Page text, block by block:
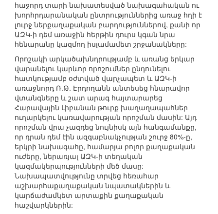
հաջորդ տարի նախատեսված նախագահական ու
խորհրդարանական ընտրություններից առաջ հղի է
լուրջ ներքաղաքական բարդություններով, քանի որ
ԱԶԿ-ի դեմ առաջին հերթին դուրս կգան նրա
հենարանը կազմող իսլամամետ շրջանակները:
Որոշակի արկածախնդրությամբ և առանց երկար
վարանելու կարևոր որոշումներ ընդունելու
հատկությամբ օժտված վարչապետ և ԱԶԿ-ի
առաջնորդ Ռ.Թ. Էրդողանն անտեսեց հնարավոր
վտանգները և շատ արագ հայտարարեց
Հարավային Լիբանան թուրք խաղաղապահներ
ուղարկելու կառավարության որոշման մասին: Այդ
որոշման վրա չազդեց նույնիսկ այն հանգամանքը,
որ դրան դեմ էին ազգաբնակչության շուրջ 80%-ը,
երկրի նախագահը, համարյա բոլոր քաղաքական
ուժերը, ներառյալ ԱԶԿ-ի տեղական
կազմակերպությունների մեծ մասը:
Նախապատվությունը տրվեց հեռահար
աշխարհաքաղաքական նպատակներին և
կարճաժամկետ արտաքին քաղաքական
հաշվարկներին: